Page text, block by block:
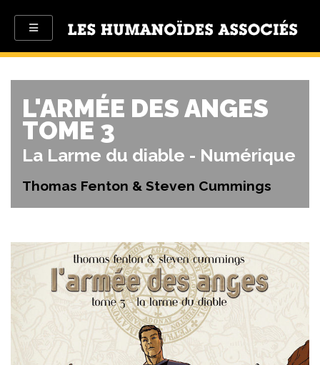
L'ARMÉE DES ANGES
TOME 3
La Larme du diable - Numérique
Thomas Fenton & Steven Cummings